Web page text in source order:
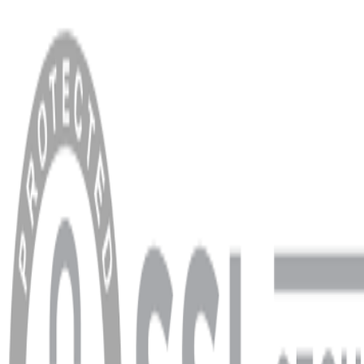
MENÜ
Anasayfa
Hakkımızda
Blog
MÜŞTERİ HİZMETLERİ
Hesabım
Sipariş Sorgulama
Banka Hesap Bilgileri
YARDIM VE DESTEK
Ödeme ve Teslimat Şartları
Garanti ve İade Şartları
info@dukkanhifi.com
0850 441 40 44